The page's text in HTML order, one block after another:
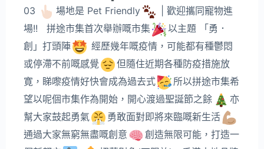
03
場地是 Pet Friendly
| 歡迎攜同寵物進
場!! 拼途市集首次舉辦嘅市集
以主題 「勇．
創」打頭陣
經歷幾年嘅疫情，可能都有種鬱悶
或停滯不前嘅感覺
但隨住近期各種防疫措施放​
寛，睇嚟疫情好快會成為過去式
所以拼途市集希
望以呢個市集作為開始，開心渡過聖誕節之餘
亦
幫大家鼓起勇氣
勇敢面對即將來臨嘅新生活
通過大家無窮無盡嘅創意
創造無限可能，打造一